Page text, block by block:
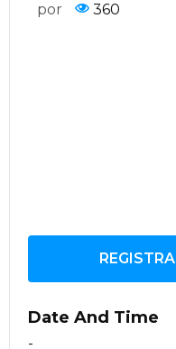
por 360
Date And Time
-